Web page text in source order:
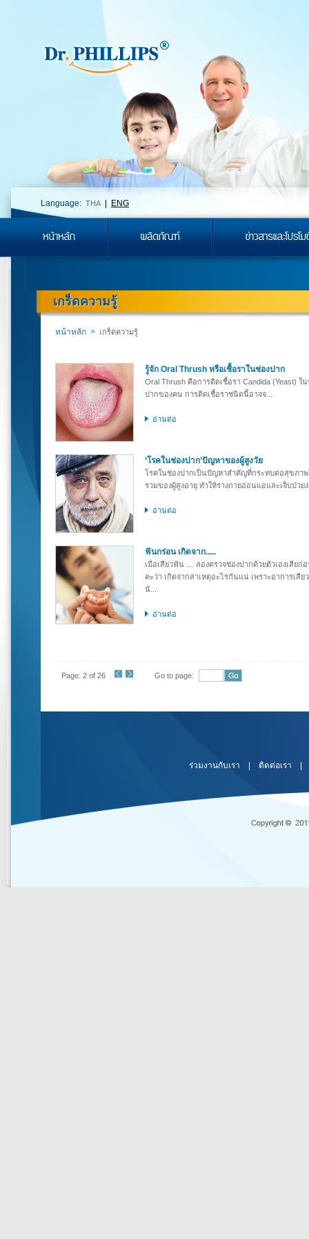
Language: THA ENG
เกร็ดความรู้
หน้าหลัก > เกร็ดความรู้
รู้จัก Oral Thrush หรือเชื้อราในช่องปาก
Oral Thrush คือการติดเชื้อรา Candida (Yeast) ใ
ปากของคน การติดเชื้อราชนิดนี้อาจจ...
อ่านต่อ
‘โรคในช่องปาก’ปัญหาของผู้สูงวัย
โรคในช่องปากเป็นปัญหาสำคัญที่กระทบต่อสุขภาพ
รวมของผู้สูงอายุ ทำให้ร่างกายอ่อนแอและเจ็บป่วยง่
อ่านต่อ
ฟันกร่อน เกิดจาก.....
เมื่อเสียวฟัน … ลองตรวจช่องปากด้วยตัวเองเสียก่
คะว่า เกิดจากสาเหตุอะไรกันแน่ เพราะอาการเสีย
นั...
อ่านต่อ
Page: 2 of 26 Go to page:
ร่วมงานกับเรา ติดต่อเรา